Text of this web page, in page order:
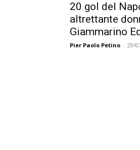
20 gol del
altrettante
Giammarino
Pier Paolo Petino - 29/